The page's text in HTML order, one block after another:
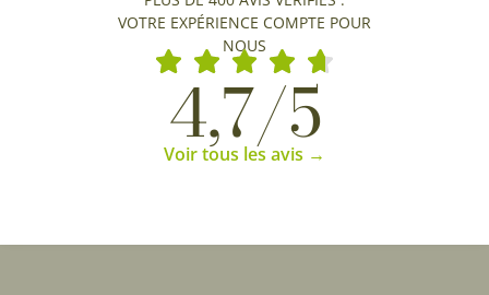
VOTRE EXPÉRIENCE COMPTE POUR
NOUS
4,7/5
Voir tous les avis →